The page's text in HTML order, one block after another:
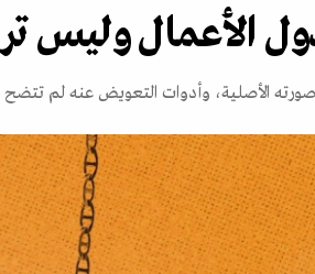
الأعمال وليس
صورته الأصلية، وأدوات التعويض عنه لم